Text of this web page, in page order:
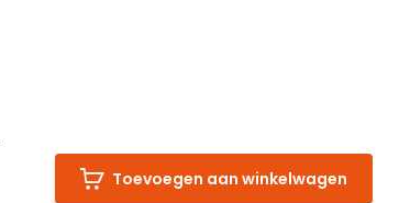
Toevoegen aan winkelwagen